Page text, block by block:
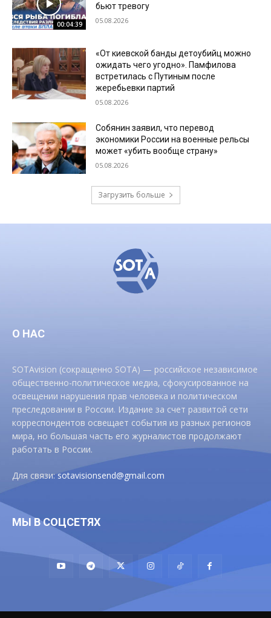
00:04:39
бьют тревогу
05.08.2026
«От киевской банды детоубийц можно
ожидать чего угодно». Памфилова
встретилась с Путиным после
жеребьевки партий
05.08.2026
Собянин заявил, что перевод
экономики России на военные рельсы
может «убить вообще страну»
05.08.2026
Загрузить больше
О НАС
SOTAvision (сокращенно SOTA) — российское независимое
общественно-политическое медиа, сфокусированное на
освещении нарушения прав человека и политическом
преследовании в России. Издание за счет развитой сети
корреспондентов освещает события из разных регионов
мира, но большая часть его журналистов продолжают
работать в России.
Для связи:sotavisionsend@gmail.com
МЫ В СОЦСЕТЯХ